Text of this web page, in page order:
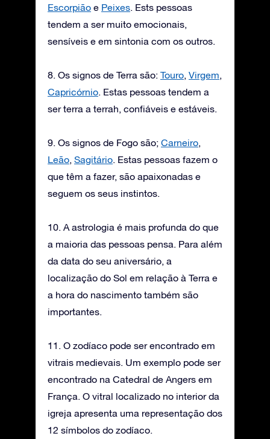
Escorpião e Peixes. Ests pessoas
tendem a ser muito emocionais,
sensíveis e em sintonia com os outros.
8. Os signos de Terra são: Touro, Virgem,
Capricórnio. Estas pessoas tendem a
ser terra a terrah, confiáveis e estáveis.
9. Os signos de Fogo são; Carneiro,
Leão, Sagitário. Estas pessoas fazem o
que têm a fazer, são apaixonadas e
seguem os seus instintos.
10. A astrologia é mais profunda do que
a maioria das pessoas pensa. Para além
da data do seu aniversário, a
localização do Sol em relação à Terra e
a hora do nascimento também são
importantes.
11. O zodíaco pode ser encontrado em
vitrais medievais. Um exemplo pode ser
encontrado na Catedral de Angers em
França. O vitral localizado no interior da
igreja apresenta uma representação dos
12 símbolos do zodíaco.